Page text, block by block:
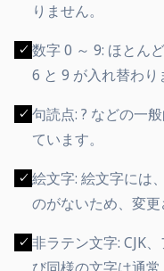
りません。
✓ 数字 0 ～ 9: ほとん
6 と 9 が入れ替わり
✓ 句読点: ? などの一
ています。
✓ 絵文字: 絵文字には
のがないため、変更
✓ 非ラテン文字: CJK